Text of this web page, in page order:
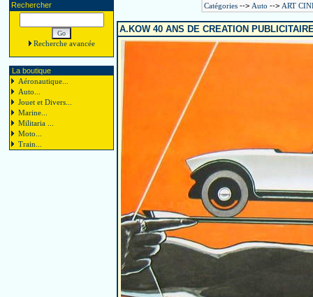
Rechercher
Recherche avancée
La boutique
Aéronautique...
Auto...
Jouet et Divers...
Marine...
Militaria ...
Moto...
Train...
Catégories --> Auto --> ART
A.KOW 40 ANS DE CREATION